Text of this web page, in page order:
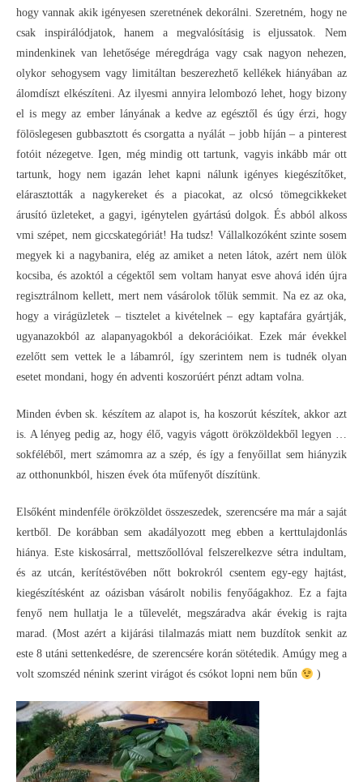
hogy vannak akik igényesen szeretnének dekorálni. Szeretném, hogy ne
csak inspirálódjatok, hanem a megvalósításig is eljussatok. Nem
mindenkinek van lehetősége méregdrága vagy csak nagyon nehezen,
olykor sehogysem vagy limitáltan beszerezhető kellékek hiányában az
álomdíszt elkészíteni. Az ilyesmi annyira lelombozó lehet, hogy bizony
el is megy az ember lányának a kedve az egésztől és úgy érzi, hogy
fölöslegesen gubbasztott és csorgatta a nyálát – jobb híján – a pinterest
fotóit nézegetve. Igen, még mindig ott tartunk, vagyis inkább már ott
tartunk, hogy nem igazán lehet kapni nálunk igényes kiegészítőket,
elárasztották a nagykereket és a piacokat, az olcsó tömegcikkeket
árusító üzleteket, a gagyi, igénytelen gyártású dolgok. És abból alkoss
vmi szépet, nem giccskategóriát! Ha tudsz! Vállalkozóként szinte sosem
megyek ki a nagybanira, elég az amiket a neten látok, azért nem ülök
kocsiba, és azoktól a cégektől sem voltam hanyat esve ahová idén újra
regisztrálnom kellett, mert nem vásárolok tőlük semmit. Na ez az oka,
hogy a virágüzletek – tisztelet a kivételnek – egy kaptafára gyártják,
ugyanazokból az alapanyagokból a dekorációikat. Ezek már évekkel
ezelőtt sem vettek le a lábamról, így szerintem nem is tudnék olyan
esetet mondani, hogy én adventi koszorúért pénzt adtam volna.
Minden évben sk. készítem az alapot is, ha koszorút készítek, akkor azt
is. A lényeg pedig az, hogy élő, vagyis vágott örökzöldekből legyen …
sokféléből, mert számomra az a szép, és így a fenyőillat sem hiányzik
az otthonunkból, hiszen évek óta műfenyőt díszítünk.
Elsőként mindenféle örökzöldet összeszedek, szerencsére ma már a saját
kertből. De korábban sem akadályozott meg ebben a kerttulajdonlás
hiánya. Este kiskosárral, mettszőollóval felszerelkezve sétra indultam,
és az utcán, kerítéstövében nőtt bokrokról csentem egy-egy hajtást,
kiegészítésként az oázisban vásárolt nobilis fenyőágakhoz. Ez a fajta
fenyő nem hullatja le a tűlevelét, megszáradva akár évekig is rajta
marad. (Most azért a kijárási tilalmazás miatt nem buzdítok senkit az
este 8 utáni settenkedésre, de szerencsére korán sötétedik. Amúgy meg a
volt szomszéd nénink szerint virágot és csókot lopni nem bűn
)